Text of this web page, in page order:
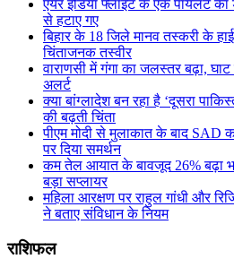
एयर इंडिया फ्लाइट के एक पायलट का
से हटाए गए
बिहार के 18 जिले मानव तस्करी के
चिंताजनक तस्वीर
वाराणसी में गंगा का जलस्तर बढ़ा,
अलर्ट
क्या बांग्लादेश बन रहा है ‘दूसरा
की बढ़ती चिंता
पीएम मोदी से मुलाकात के बाद SAD
पर दिया समर्थन
कम तेल आयात के बावजूद 26% बढ़ा
बड़ा सप्लायर
महिला आरक्षण पर राहुल गांधी और
ने बताए संविधान के नियम
राशिफल